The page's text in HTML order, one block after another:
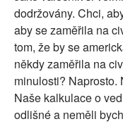
dodržovány. Chci,
aby se zaměřila na
tom, že by se
někdy zaměřila na
minulosti? Naprosto.
Naše kalkulace o
odlišné a neměli